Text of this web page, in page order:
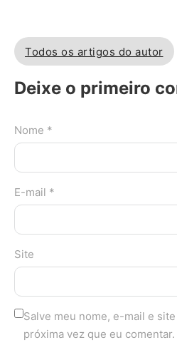
Todos os artigos do autor
Deixe o primeiro
Nome *
E-mail *
Site
Salve meu nome, e-mail e
próxima vez que eu comentar.